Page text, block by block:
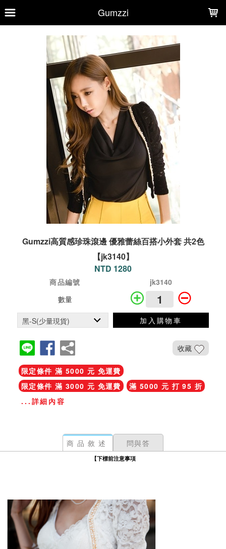
Gumzzi
Gumzzi高質感珍珠滾邊 優雅蕾絲百搭小外套 共2色
【jk3140】
NTD 1280
商品編號
jk3140
數量
加入購物車
收藏
限定條件 滿 5000 元 免運費
限定條件 滿 3000 元 免運費
滿 5000 元 打 95 折
...詳細內容
商品敘述 問與答